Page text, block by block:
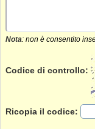
Nota: non è consentito
Codice di controllo:
Ricopia il codice: